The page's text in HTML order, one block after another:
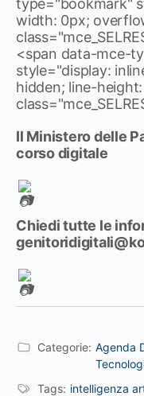
type="bookmark"
width: 0px;
<span data-mce-
style="display:
hidden; line-
Il Ministero delle
corso digitale
Chiedi tutte le
Categorie: Agenda
Tags: intelligenza